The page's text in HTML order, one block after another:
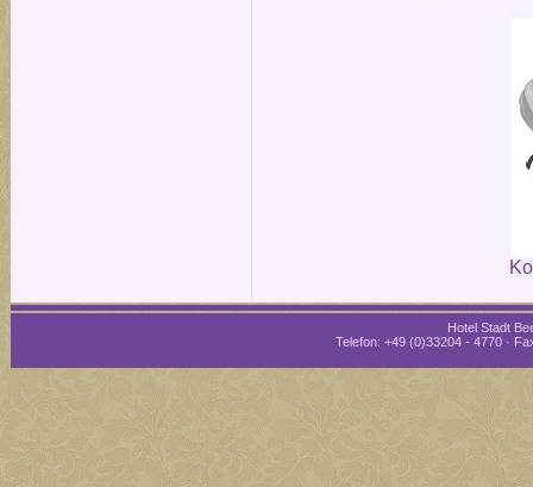
Hotel Stadt
Telefon: +49 (0)33204 - 4770 ·